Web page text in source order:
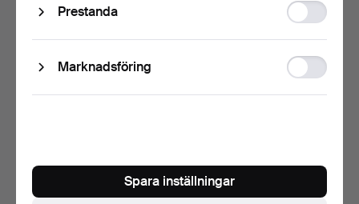
Värdering
95 USD
Prestanda
storage
Marknadsföring
Ad
storage
Spara inställningar